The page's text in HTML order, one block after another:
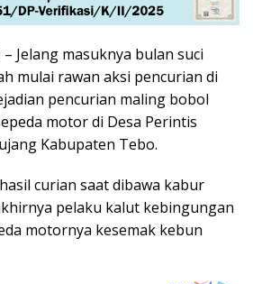
– Jelang masuknya bulan suci
mulai rawan aksi pencurian di
pencurian maling bobol
motor di Desa Perintis
Kabupaten Tebo.
curian saat dibawa kabur
pelaku kalut kebingungan
motornya kesemak kebun